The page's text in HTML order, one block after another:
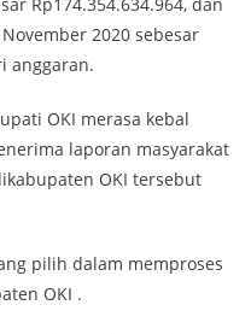
2020 sebesar
anggaran.
OKI merasa kebal
laporan masyarakat
OKI tersebut
pilih dalam memproses
OKI .